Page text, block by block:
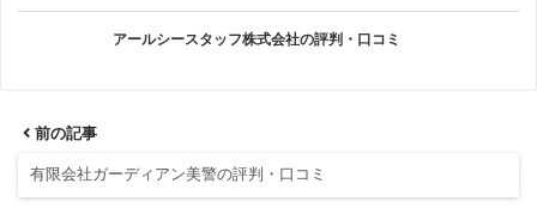
アールシースタッフ株式会社の評判・口コミ
前の記事
有限会社ガーディアン美警の評判・口コミ